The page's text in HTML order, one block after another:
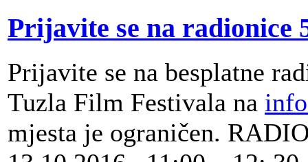
Prijavite se na radionice
Prijavite se na besplatne
Tuzla Film Festivala na
mjesta je ograničen.